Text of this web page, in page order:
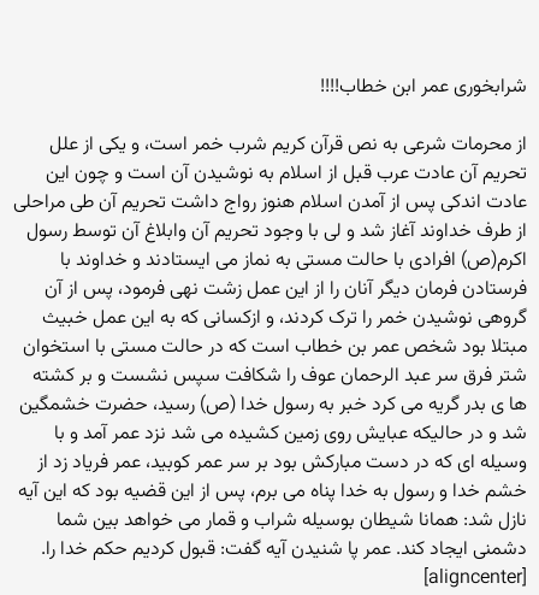
شرابخوری عمر ابن خطاب!!!!
از محرمات شرعی به نص قرآن کریم شرب خمر است، و یکی از علل
تحریم آن عادت عرب قبل از اسلام به نوشیدن آن است و چون این
عادت اندکی پس از آمدن اسلام هنوز رواج داشت تحریم آن طی مراحلی
از طرف خداوند آغاز شد و لی با وجود تحریم آن وابلاغ آن توسط رسول
اکرم(ص) افرادی با حالت مستی به نماز می ایستادند و خداوند با
فرستادن فرمان دیگر آنان را از این عمل زشت نهی فرمود، پس از آن
گروهی نوشیدن خمر را ترک کردند، و ازکسانی که به این عمل خبیث
مبتلا بود شخص عمر بن خطاب است که در حالت مستی با استخوان
شتر فرق سر عبد الرحمان عوف را شکافت سپس نشست و بر کشته
ها ی بدر گریه می کرد خبر به رسول خدا (ص) رسید، حضرت خشمگین
شد و در حالیکه عبایش روی زمین کشیده می شد نزد عمر آمد و با
وسیله ای که در دست مبارکش بود بر سر عمر کوبید، عمر فریاد زد از
خشم خدا و رسول به خدا پناه می برم، پس از این قضیه بود که این آیه
نازل شد: همانا شیطان بوسیله شراب و قمار می خواهد بین شما
دشمنی ایجاد کند. عمر پا شنیدن آیه گفت: قبول کردیم حکم خدا را.
[aligncenter]